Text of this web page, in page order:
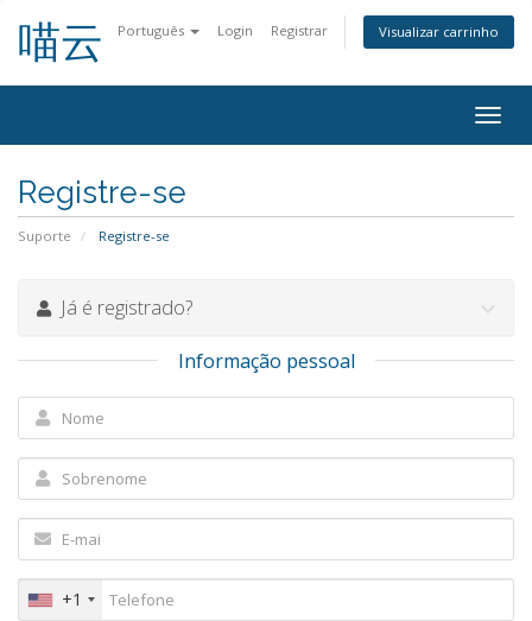
Português Login Registrar Visualizar carrinho
喵云
Registre-se
Suporte Registre-se
Já é registrado?
Informação pessoal
+1